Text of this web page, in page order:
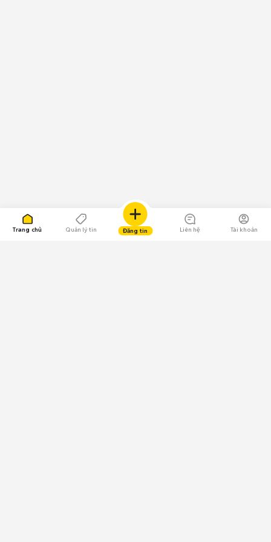
Trang chủ Quản lý tin Đăng tin Liên hệ Tài khoản